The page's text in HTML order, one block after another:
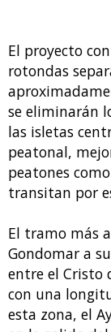
El proyecto
rotondas
se eliminarán
las isletas
peatonal,
peatones
transitan por
El tramo más
Gondomar a
entre el Cristo
con una
esta zona, el